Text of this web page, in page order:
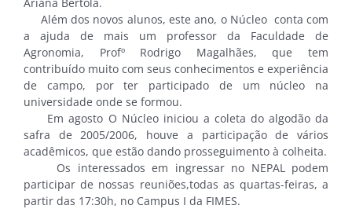
Além dos novos alunos, este ano, o Núcleo conta com
a ajuda de mais um professor da Faculdade de
Agronomia, Profº Rodrigo Magalhães, que tem
contribuído muito com seus conhecimentos e experiência
de campo, por ter participado de um núcleo na
universidade onde se formou.
Em agosto O Núcleo iniciou a coleta do algodão da
safra de 2005/2006, houve a participação de vários
acadêmicos, que estão dando prosseguimento à colheita.
Os interessados em ingressar no NEPAL podem
participar de nossas reuniões,todas as quartas-feiras, a
partir das 17:30h, no Campus I da FIMES.